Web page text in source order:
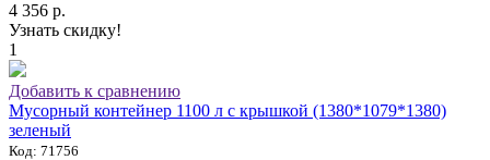
4 356 р.
Узнать скидку!
1
Добавить к сравнению
Мусорный контейнер 1100 л с крышкой (1380*1079*1380)
зеленый
Код: 71756